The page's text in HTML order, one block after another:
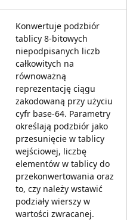
Konwertuje podzbiór
tablicy 8-bitowych
niepodpisanych liczb
całkowitych na
równoważną
reprezentację ciągu
zakodowaną przy użyciu
cyfr base-64. Parametry
określają podzbiór jako
przesunięcie w tablicy
wejściowej, liczbę
elementów w tablicy do
przekonwertowania oraz
to, czy należy wstawić
podziały wierszy w
wartości zwracanej.